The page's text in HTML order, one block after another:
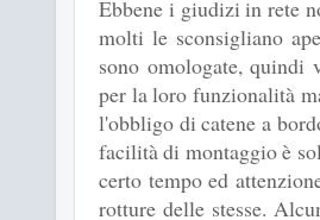
Ebbene i giudizi in rete
molti le sconsigliano
sono omologate, quindi
per la loro funzionalità
l'obbligo di catene a
facilità di montaggio è
certo tempo ed
rotture delle stesse.